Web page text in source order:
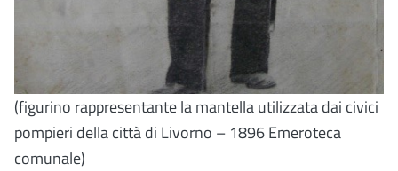
(figurino rappresentante la mantella utilizzata dai civici
pompieri della città di Livorno – 1896 Emeroteca
comunale)